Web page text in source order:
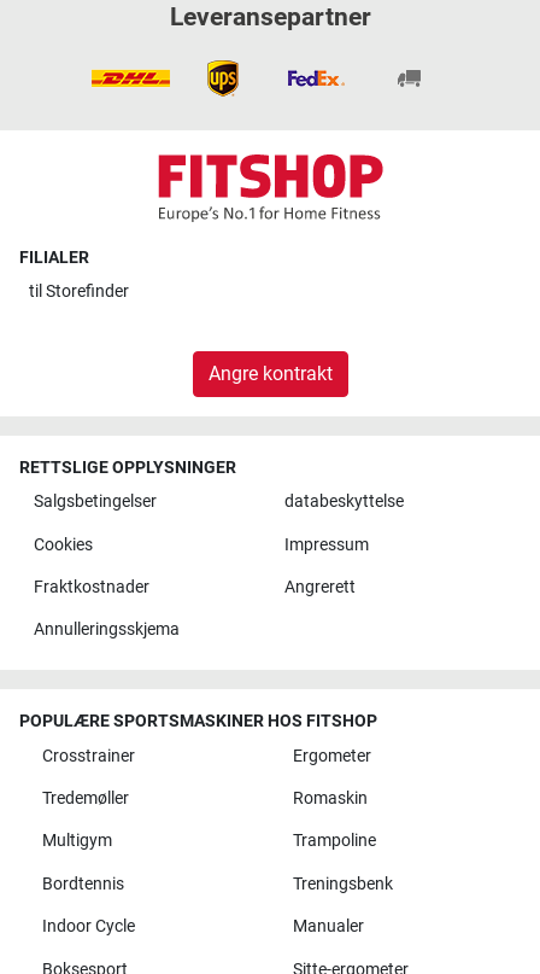
Leveransepartner
FILIALER
til Storefinder
Angre kontrakt
RETTSLIGE OPPLYSNINGER
Salgsbetingelser
databeskyttelse
Cookies Impressum
Fraktkostnader Angrerett
Annulleringsskjema
POPULÆRE SPORTSMASKINER HOS FITSHOP
Crosstrainer
Ergometer
Tredemøller Romaskin
Multigym Trampoline
Bordtennis Treningsbenk
Indoor Cycle Manualer
Boksesport Sitte-ergometer